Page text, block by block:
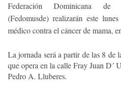
Federación Dominicana de
(Fedomusde) realizarán este
médico contra el cáncer de mama,
La jornada será a partir de las 8 de
que opera en la calle Fray Juan D´
Pedro A. Lluberes.